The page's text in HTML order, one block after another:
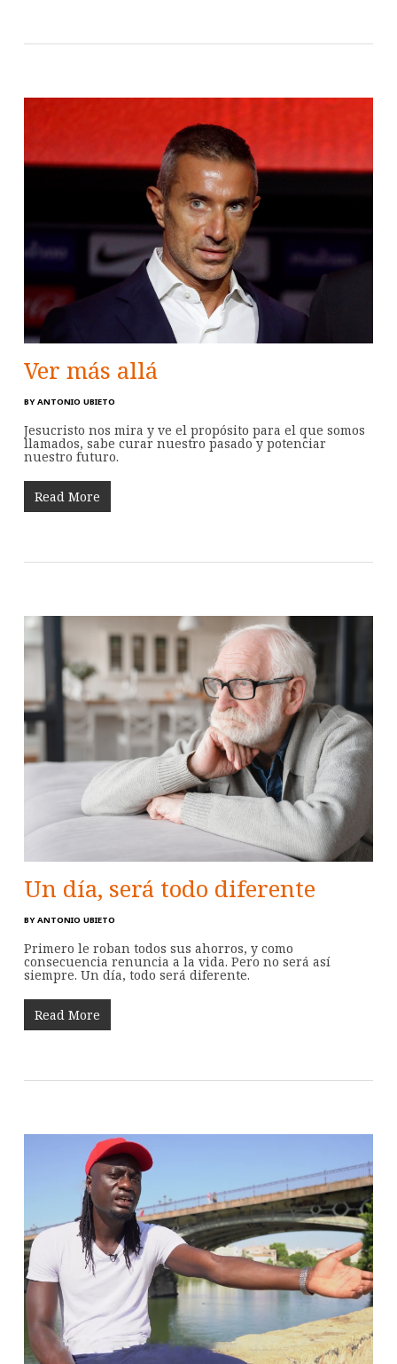
Ver más allá
BY ANTONIO UBIETO
Jesucristo nos mira y ve el propósito para el que somos
llamados, sabe curar nuestro pasado y potenciar
nuestro futuro.
Read More
Un día, será todo diferente
BY ANTONIO UBIETO
Primero le roban todos sus ahorros, y como
consecuencia renuncia a la vida. Pero no será así
siempre. Un día, todo será diferente.
Read More